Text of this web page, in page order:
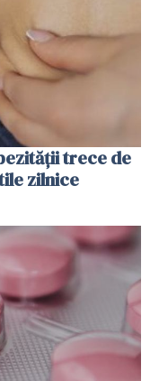
trece de
zilnice